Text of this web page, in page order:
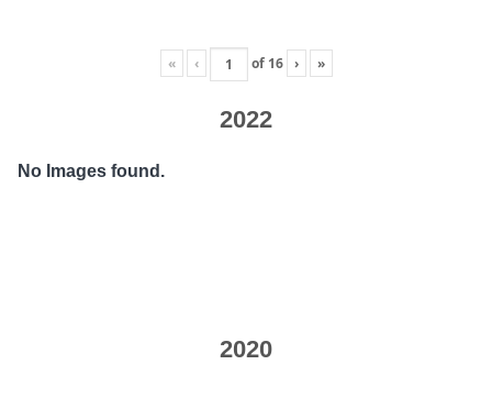
« ‹ of 16 › »
2022
No Images found.
2020